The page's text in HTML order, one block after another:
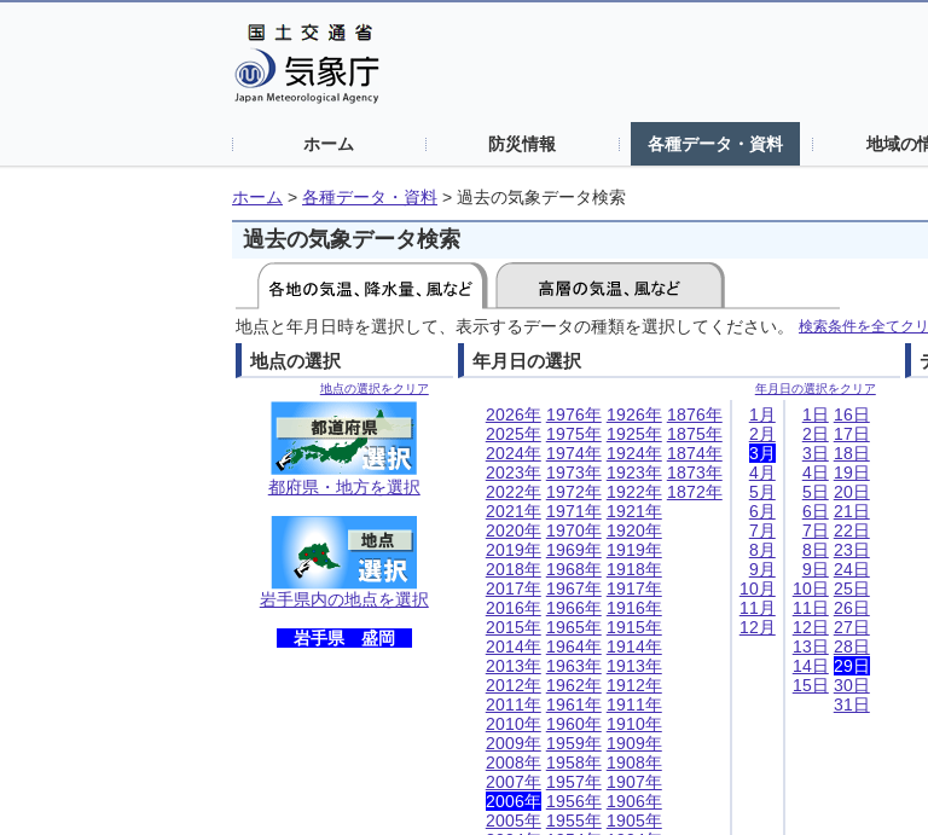
ホーム 防災情報 各種データ・資料 地域の
ホーム > 各種データ・資料 > 過去の気象データ検索
過去の気象データ検索
地点と年月日時を選択して、表示するデータの種類を選択してください。 検索条件を全てク
地点の選択
地点の選択をクリア
都府県・地方を選択
岩手県内の地点を選択
岩手県 盛岡
年月日の選択
年月日の選択をクリア
2026年
2025年
2024年
2023年
2022年
2021年
2020年
2019年
2018年
2017年
2016年
2015年
2014年
2013年
2012年
2011年
2010年
2009年
2008年
2007年
2006年
2005年
1976年
1975年
1974年
1973年
1972年
1971年
1970年
1969年
1968年
1967年
1966年
1965年
1964年
1963年
1962年
1961年
1960年
1959年
1958年
1957年
1956年
1955年
1926年
1925年
1924年
1923年
1922年
1921年
1920年
1919年
1918年
1917年
1916年
1915年
1914年
1913年
1912年
1911年
1910年
1909年
1908年
1907年
1906年
1905年
1876年
1875年
1874年
1873年
1872年
1月
2月
3月
4月
5月
6月
7月
8月
9月
10月
11月
12月
1日
2日
3日
4日
5日
6日
7日
8日
9日
10日
11日
12日
13日
14日
15日
16日
17日
18日
19日
20日
21日
22日
23日
24日
25日
26日
27日
28日
29日
30日
31日